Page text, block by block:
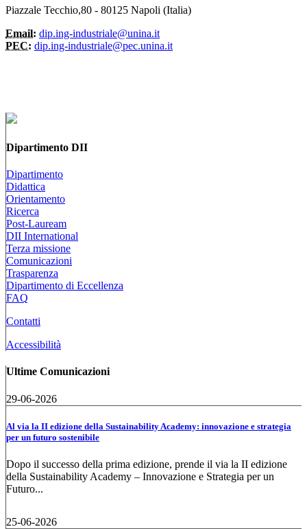
Piazzale Tecchio,80 - 80125 Napoli (Italia)
Email: dip.ing-industriale@unina.it
PEC: dip.ing-industriale@pec.unina.it
Dipartimento DII
Dipartimento
Didattica
Orientamento
Ricerca
Post-Lauream
DII International
Terza missione
Comunicazioni
Trasparenza
Dipartimento di Eccellenza
FAQ
Contatti
Accessibilità
Ultime Comunicazioni
29-06-2026
Al via la II edizione della Sustainability Academy: innovazione e strategia
per un futuro sostenibile
Dopo il successo della prima edizione, prende il via la II edizione
della Sustainability Academy – Innovazione e Strategia per un
Futuro...
25-06-2026